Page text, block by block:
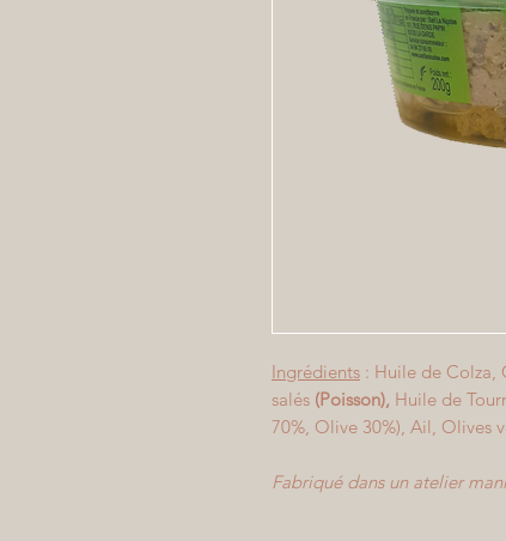
Ingrédients : Huile de Colza,
salés (Poisson), Huile de
70%, Olive 30%), Ail, Olives
Fabriqué dans un atelier